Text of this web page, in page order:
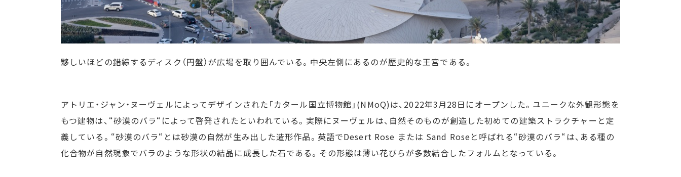
夥しいほどの錯綜するディスク（円盤）が広場を取り囲んでいる。中央左側にあるのが歴史的な王宮である。
アトリエ・ジャン・ヌーヴェルによってデザインされた「カタール国立博物館」(NMoQ)は、2022年3月28日にオープンした。ユニークな外観形態を
もつ建物は、“砂漠のバラ“によって啓発されたといわれている。実際にヌーヴェルは、自然そのものが創造した初めての建築ストラクチャーと定
義している。“砂漠のバラ“とは砂漠の自然が生み出した造形作品。英語でDesert Rose または Sand Roseと呼ばれる“砂漠のバラ“は、ある種の
化合物が自然現象でバラのような形状の結晶に成長した石である。その形態は薄い花びらが多数結合したフォルムとなっている。